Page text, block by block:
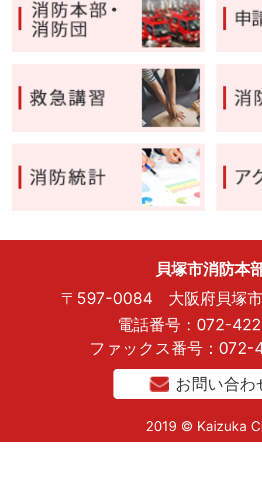
貝塚市消防本
〒597-0084 大阪府貝塚市
電話番号：072-
ファックス番号：
お問い合わ
2019 © Kaizuka